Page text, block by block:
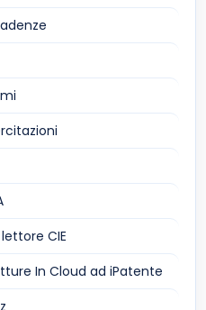
CIE
In Cloud ad iPatente